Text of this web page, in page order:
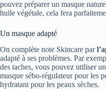
pouvez préparer un masque
huile végétale, cela fera
Un masque adapté
On complète note Skincare par
adapté à ses problèmes. Par
des taches, vous pouvez utiliser
masque sébo-régulateur pour les
hydratant pour les peaux sèches.